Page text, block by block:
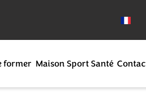
former Maison Sport Santé